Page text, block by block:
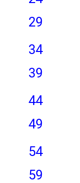
29
34
39
44
49
54
59